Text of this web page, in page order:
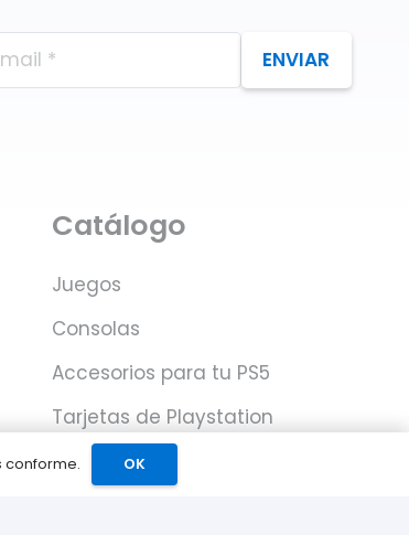
ENVIAR
Catálogo
Juegos
Consolas
Accesorios para tu PS5
Tarjetas de Playstation
Network
conforme. OK